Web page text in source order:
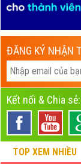
ĐĂNG KÝ NHẬN
Kết nối & Chia sẻ:
TOP XEM NHIỀU